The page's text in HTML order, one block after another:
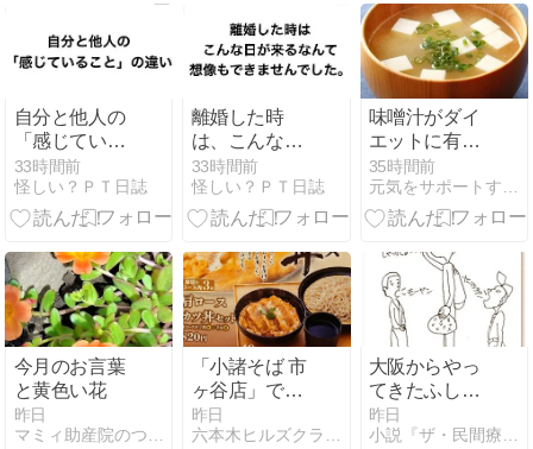
を担当しまし
た
自分と他人の
「感じている
こと」の違い
33時間前
怪しい？ＰＴ日誌
離婚した時
は、こんな日
が来るなんて
想像もできま
せんでした。
33時間前
怪しい？ＰＴ日誌
味噌汁がダイ
エットに有
効？
35時間前
今月のお言葉
と黄色い花
昨日
マミィ助産院のつれづれ日記
「小諸そば 市
ヶ谷店」で
「肩ロースカ
ツ丼セット」
昨日
六本木ヒルズクラブ産業医・産婦人科医
大阪からやっ
てきたふしぎ
パワーの治療
家 （小説
昨日
小説『ザ・民間療法』花山水清＜新連載＞